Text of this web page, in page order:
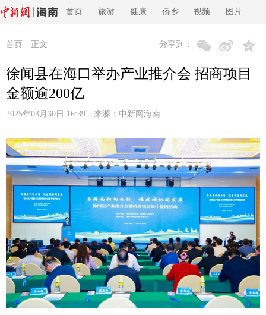
首页 旅游 健康 侨乡 视频 图片
首页 —正文 分享到：
徐闻县在海口举办产业推介会 招商项目
金额逾200亿
2025年03月30日 16:39 来源： 中新网海南